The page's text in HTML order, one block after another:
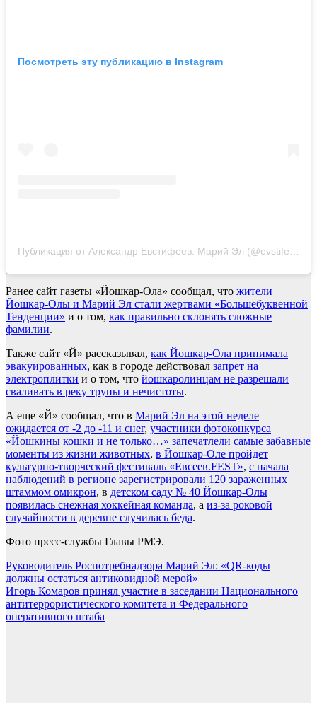
Посмотреть эту публикацию в Instagram
Ранее сайт газеты «Йошкар-Ола» сообщал, что жители
Йошкар-Олы и Марий Эл стали жертвами «Большебуквенной
Тенденции» и о том, как правильно склонять сложные
фамилии.
Также сайт «Й» рассказывал, как Йошкар-Ола принимала
эвакуированных, как в городе действовал запрет на
электроплитки и о том, что йошкаролинцам не разрешали
сваливать в реку трупы и нечистоты.
А еще «Й» сообщал, что в Марий Эл на этой неделе
ожидается от -2 до -11 и снег, участники фотоконкурса
«Йошкины кошки и не только…» запечатлели самые забавные
моменты из жизни животных, в Йошкар-Оле пройдет
культурно-творческий фестиваль «Евсеев.FEST», с начала
наблюдений в регионе зарегистрировали 120 зараженных
штаммом омикрон, в детском саду № 40 Йошкар-Олы
появилась снежная хоккейная команда, а из-за роковой
случайности в деревне случилась беда.
​Фото пресс-службы Главы РМЭ.
Навигация
по
записям
Руководитель Роспотребнадзора Марий Эл: «QR-коды
должны остаться антиковидной мерой»
Игорь Комаров принял участие в заседании Национального
антитеррористического комитета и Федерального
оперативного штаба